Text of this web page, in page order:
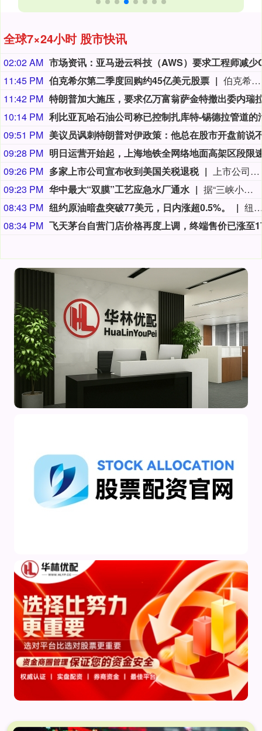
全球7×24小时 股市快讯
02:02 AM
11:45 PM 伯克希尔第二季度回购约45亿美元股票
伯克希尔第二季度斥资约45亿美元回购自身股票，并在期内买入近200亿美元股票，显示首席执行官阿贝尔正将公司庞大的现金储备更多投入市场。 伯克希尔第一季度开始回购股票，为一年多来的首次。阿贝尔今年早些时候表示，公司重新启动回购，是因为管理层认为股票的“内在价值”高于其市场价格。 CFRA Research分析师Cathy Seifert表示：“投资者会受到回购举措的鼓舞。这也是Greg接掌公司并彰显其主导地位的一种方式。” 此次股票回购为股东带来了自2021年以来规模最大的季度资本回报。伯克希尔第二季度现金储备降至3655亿美元，低于前一季度的约3970亿美元。
11:42 PM
10:14 PM
09:51 PM
09:28 PM
09:26 PM 多家上市公司宣布收到美国关税退税
上市公司公告显示，自7月以来，多家公司宣布已经收到美国关税退税。根据美国最高法院今年2月裁定，《国际紧急经济权力法》不授权总统征收大规模关税。美国国际贸易法院随后下令海关办理相关退款。海关与边境保护局4月20日启动第一阶段退款工作，首批退款于5月11日前后发放。美国海关与边境保护局官员本月4日披露的信息显示，截至7月底，该部门已处理完毕约1000亿美元关税的退款流程并把相关信息提供给财政部用于付款。（中新社）
09:23 PM 华中最大“双膜”工艺应急水厂通水
据“三峡小微”公众号消息，8月8日，由三峡集团所属长江环保集团、武汉市水务集团等共同投资建设的华中地区规模最大的“双膜”工艺应急水厂——武汉梁子湖应急水厂并网通水，标志着武汉市江南区域正式构建起“一江一湖”双水源互为备援、灵活调度的供水新格局，为片区660万市民用水安全提供坚实保障。
08:43 PM 纽约原油暗盘突破77美元，日内涨超0.5%。
纽约原油暗盘突破77美元
08:34 PM